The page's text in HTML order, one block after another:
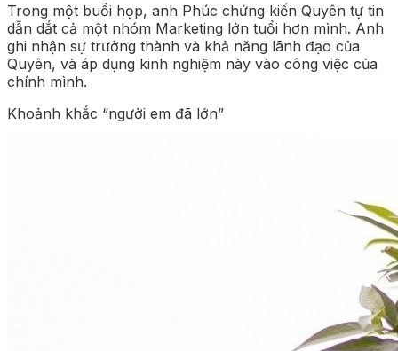
Trong một buổi họp, anh Phúc chứng kiến Quyên tự tin
dẫn dắt cả một nhóm Marketing lớn tuổi hơn mình. Anh
ghi nhận sự trưởng thành và khả năng lãnh đạo của
Quyên, và áp dụng kinh nghiệm này vào công việc của
chính mình.
Khoảnh khắc “người em đã lớn”